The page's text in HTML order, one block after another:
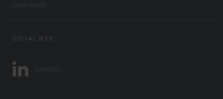
Downloads
SOCIAL WEB
LinkedIn